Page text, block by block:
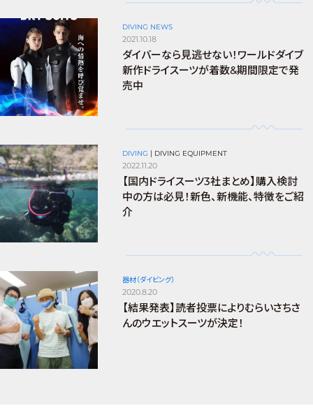
DIVING NEWS
2021.10.18
ダイバーなら見逃せない！ワールドダイブ
新作ドライスーツが着数&期間限定で発
売中
DIVING | DIVING EQUIPMENT
2022.11.20
【国内ドライスーツ3社まとめ】購入検討
中の方は必見！新色、新機能、特徴をご紹
介
器材（ダイビング）
2020.8.20
【結果発表】読者投票によりむらいさちさ
んのウエットスーツが決定！